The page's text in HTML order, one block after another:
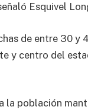
Esquivel
de entre 30 y
y centro del
la población